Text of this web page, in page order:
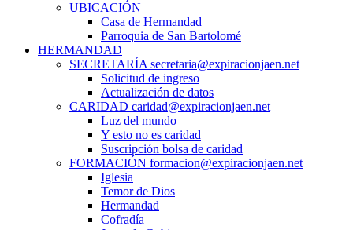
UBICACIÓN
Casa de Hermandad
Parroquia de San Bartolomé
HERMANDAD
SECRETARÍA secretaria@expiracionjaen.net
Solicitud de ingreso
Actualización de datos
CARIDAD caridad@expiracionjaen.net
Luz del mundo
Y esto no es caridad
Suscripción bolsa de caridad
FORMACIÓN formacion@expiracionjaen.net
Iglesia
Temor de Dios
Hermandad
Cofradía